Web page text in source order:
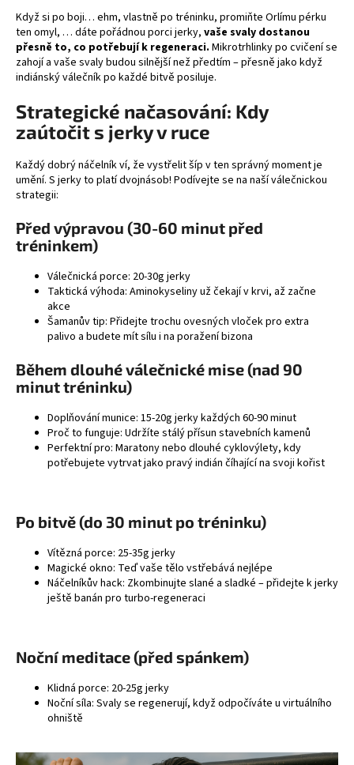
Když si po boji… ehm, vlastně po tréninku, promiňte Orlímu pérku
ten omyl, … dáte pořádnou porci jerky, vaše svaly dostanou
přesně to, co potřebují k regeneraci. Mikrotrhlinky po cvičení se
zahojí a vaše svaly budou silnější než předtím – přesně jako když
indiánský válečník po každé bitvě posiluje.
Strategické načasování: Kdy
zaútočit s jerky v ruce
Každý dobrý náčelník ví, že vystřelit šíp v ten správný moment je
umění. S jerky to platí dvojnásob! Podívejte se na naší válečnickou
strategii:
Před výpravou (30-60 minut před
tréninkem)
Válečnická porce: 20-30g jerky
Taktická výhoda: Aminokyseliny už čekají v krvi, až začne
akce
Šamanův tip: Přidejte trochu ovesných vloček pro extra
palivo a budete mít sílu i na poražení bizona
Během dlouhé válečnické mise (nad 90
minut tréninku)
Doplňování munice: 15-20g jerky každých 60-90 minut
Proč to funguje: Udržíte stálý přísun stavebních kamenů
Perfektní pro: Maratony nebo dlouhé cyklovýlety, kdy
potřebujete vytrvat jako pravý indián číhající na svoji kořist
Po bitvě (do 30 minut po tréninku)
Vítězná porce: 25-35g jerky
Magické okno: Teď vaše tělo vstřebává nejlépe
Náčelníkův hack: Zkombinujte slané a sladké – přidejte k jerky
ještě banán pro turbo-regeneraci
Noční meditace (před spánkem)
Klidná porce: 20-25g jerky
Noční síla: Svaly se regenerují, když odpočíváte u virtuálního
ohniště
m
e
FINE
SUŠENÉ
MASO
BEEF
NATURAL
35
Kč
39
Kč